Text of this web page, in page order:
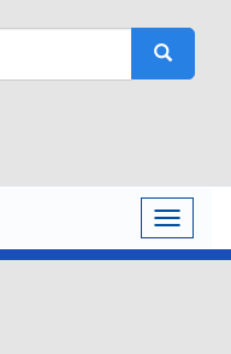
Busca
Toggle